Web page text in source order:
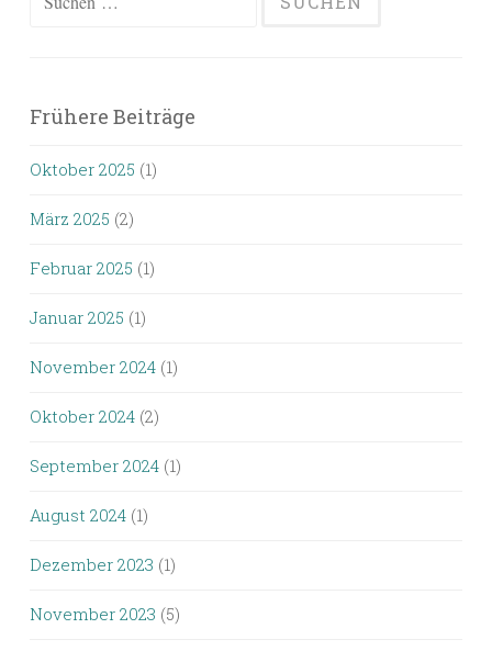
Frühere Beiträge
Oktober 2025 (1)
März 2025 (2)
Februar 2025 (1)
Januar 2025 (1)
November 2024 (1)
Oktober 2024 (2)
September 2024 (1)
August 2024 (1)
Dezember 2023 (1)
November 2023 (5)